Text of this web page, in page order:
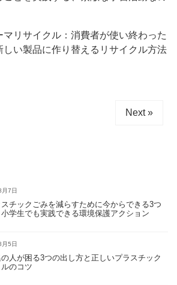
リサイクル：消費者が使い終わった
しい製品に作り替えるリサイクル方法
Next »
7日
チックごみを減らすために今からできる3つ
学生でも実践できる環境保護アクション
5日
の人が困る3つの出し方と正しいプラスチック
のコツ